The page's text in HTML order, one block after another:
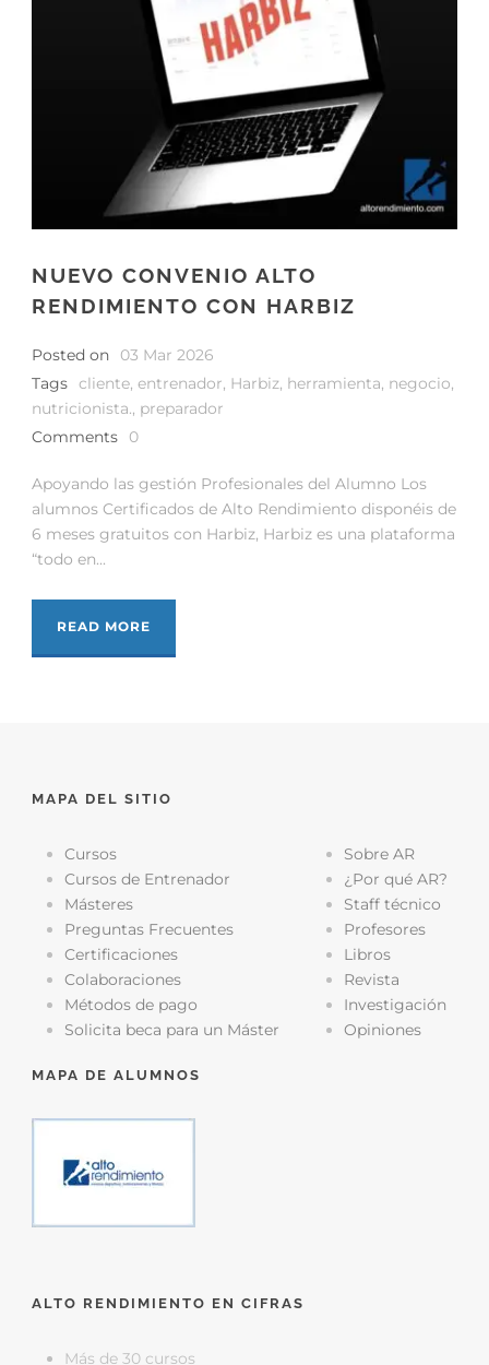
NUEVO CONVENIO ALTO
RENDIMIENTO CON HARBIZ
Posted on
03 Mar 2026
Tags cliente, entrenador, Harbiz, herramienta, negocio,
nutricionista., preparador
Comments
0
Apoyando las gestión Profesionales del Alumno Los
alumnos Certificados de Alto Rendimiento disponéis de
6 meses gratuitos con Harbiz, Harbiz es una plataforma
“todo en...
READ MORE
MAPA DEL SITIO
Cursos
Cursos de Entrenador
Másteres
Preguntas Frecuentes
Certificaciones
Colaboraciones
Métodos de pago
Solicita beca para un Máster
Sobre AR
¿Por qué AR?
Staff técnico
Profesores
Libros
Revista
Investigación
Opiniones
MAPA DE ALUMNOS
ALTO RENDIMIENTO EN CIFRAS
Más de 30 cursos